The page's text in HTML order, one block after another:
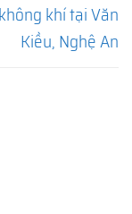
khí tại Văn
Kiều, Nghệ An